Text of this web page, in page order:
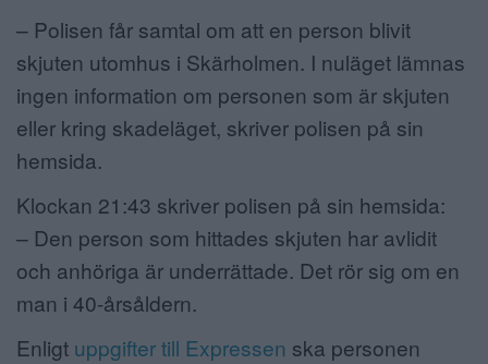
– Polisen får samtal om att en person blivit
skjuten utomhus i Skärholmen. I nuläget lämnas
ingen information om personen som är skjuten
eller kring skadeläget, skriver polisen på sin
hemsida.
Klockan 21:43 skriver polisen på sin hemsida:
– Den person som hittades skjuten har avlidit
och anhöriga är underrättade. Det rör sig om en
man i 40-årsåldern.
Enligt uppgifter till Expressen ska personen